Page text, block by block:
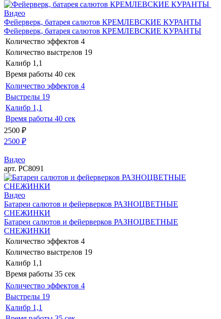
Видео
Фейерверк, батарея салютов КРЕМЛЕВСКИЕ КУРАНТЫ
Фейерверк, батарея салютов КРЕМЛЕВСКИЕ КУРАНТЫ
Количество эффектов 4
Количество выстрелов 19
Калибр 1,1
Время работы 40 сек
Количество эффектов 4
Выстрелы 19
Калибр 1,1
Время работы 40 сек
2500 ₽
2500 ₽
Видео
арт. РС8091
Видео
Батареи салютов и фейерверков РАЗНОЦВЕТНЫЕ
СНЕЖИНКИ
Батареи салютов и фейерверков РАЗНОЦВЕТНЫЕ
СНЕЖИНКИ
Количество эффектов 4
Количество выстрелов 19
Калибр 1,1
Время работы 35 сек
Количество эффектов 4
Выстрелы 19
Калибр 1,1